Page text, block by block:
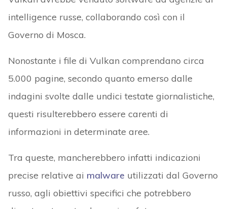
intelligence russe, collaborando così con il
Governo di Mosca.
Nonostante i file di Vulkan comprendano circa
5.000 pagine, secondo quanto emerso dalle
indagini svolte dalle undici testate giornalistiche,
questi risulterebbero essere carenti di
informazioni in determinate aree.
Tra queste, mancherebbero infatti indicazioni
precise relative ai malware utilizzati dal Governo
russo, agli obiettivi specifici che potrebbero